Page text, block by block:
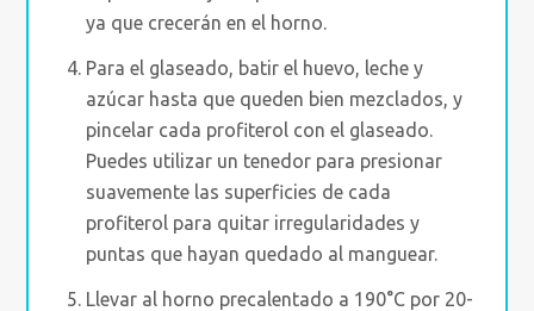
ya que crecerán en el horno.
Para el glaseado, batir el huevo, leche y
azúcar hasta que queden bien mezclados, y
pincelar cada profiterol con el glaseado.
Puedes utilizar un tenedor para presionar
suavemente las superficies de cada
profiterol para quitar irregularidades y
puntas que hayan quedado al manguear.
Llevar al horno precalentado a 190°C por 20-